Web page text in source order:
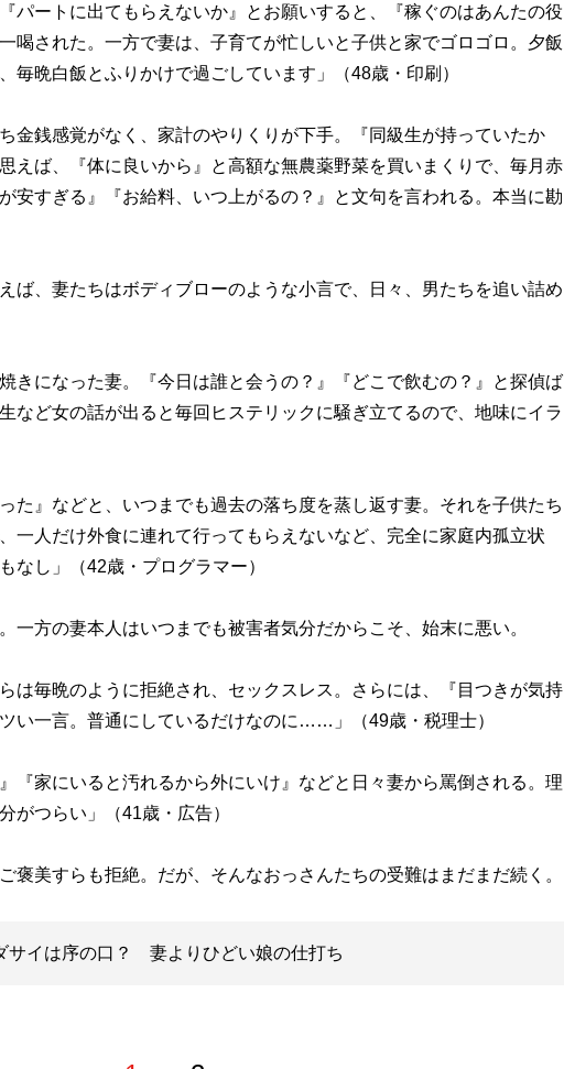
パートに出てもらえないか』とお願いすると、『稼ぐのはあんたの役
された。一方で妻は、子育てが忙しいと子供と家でゴロゴロ。夕飯
毎晩白飯とふりかけで過ごしています」（48歳・印刷）
金銭感覚がなく、家計のやりくりが下手。『同級生が持っていたか
えば、『体に良いから』と高額な無農薬野菜を買いまくりで、毎月赤
安すぎる』『お給料、いつ上がるの？』と文句を言われる。本当に勘
ば、妻たちはボディブローのような小言で、日々、男たちを追い詰め
きになった妻。『今日は誰と会うの？』『どこで飲むの？』と探偵ば
など女の話が出ると毎回ヒステリックに騒ぎ立てるので、地味にイラ
た』などと、いつまでも過去の落ち度を蒸し返す妻。それを子供たち
一人だけ外食に連れて行ってもらえないなど、完全に家庭内孤立状
なし」（42歳・プログラマー）
方の妻本人はいつまでも被害者気分だからこそ、始末に悪い。
は毎晩のように拒絶され、セックスレス。さらには、『目つきが気持
い一言。普通にしているだけなのに……」（49歳・税理士）
『家にいると汚れるから外にいけ』などと日々妻から罵倒される。理
がつらい」（41歳・広告）
美すらも拒絶。だが、そんなおっさんたちの受難はまだまだ続く。
サイは序の口？ 妻よりひどい娘の仕打ち